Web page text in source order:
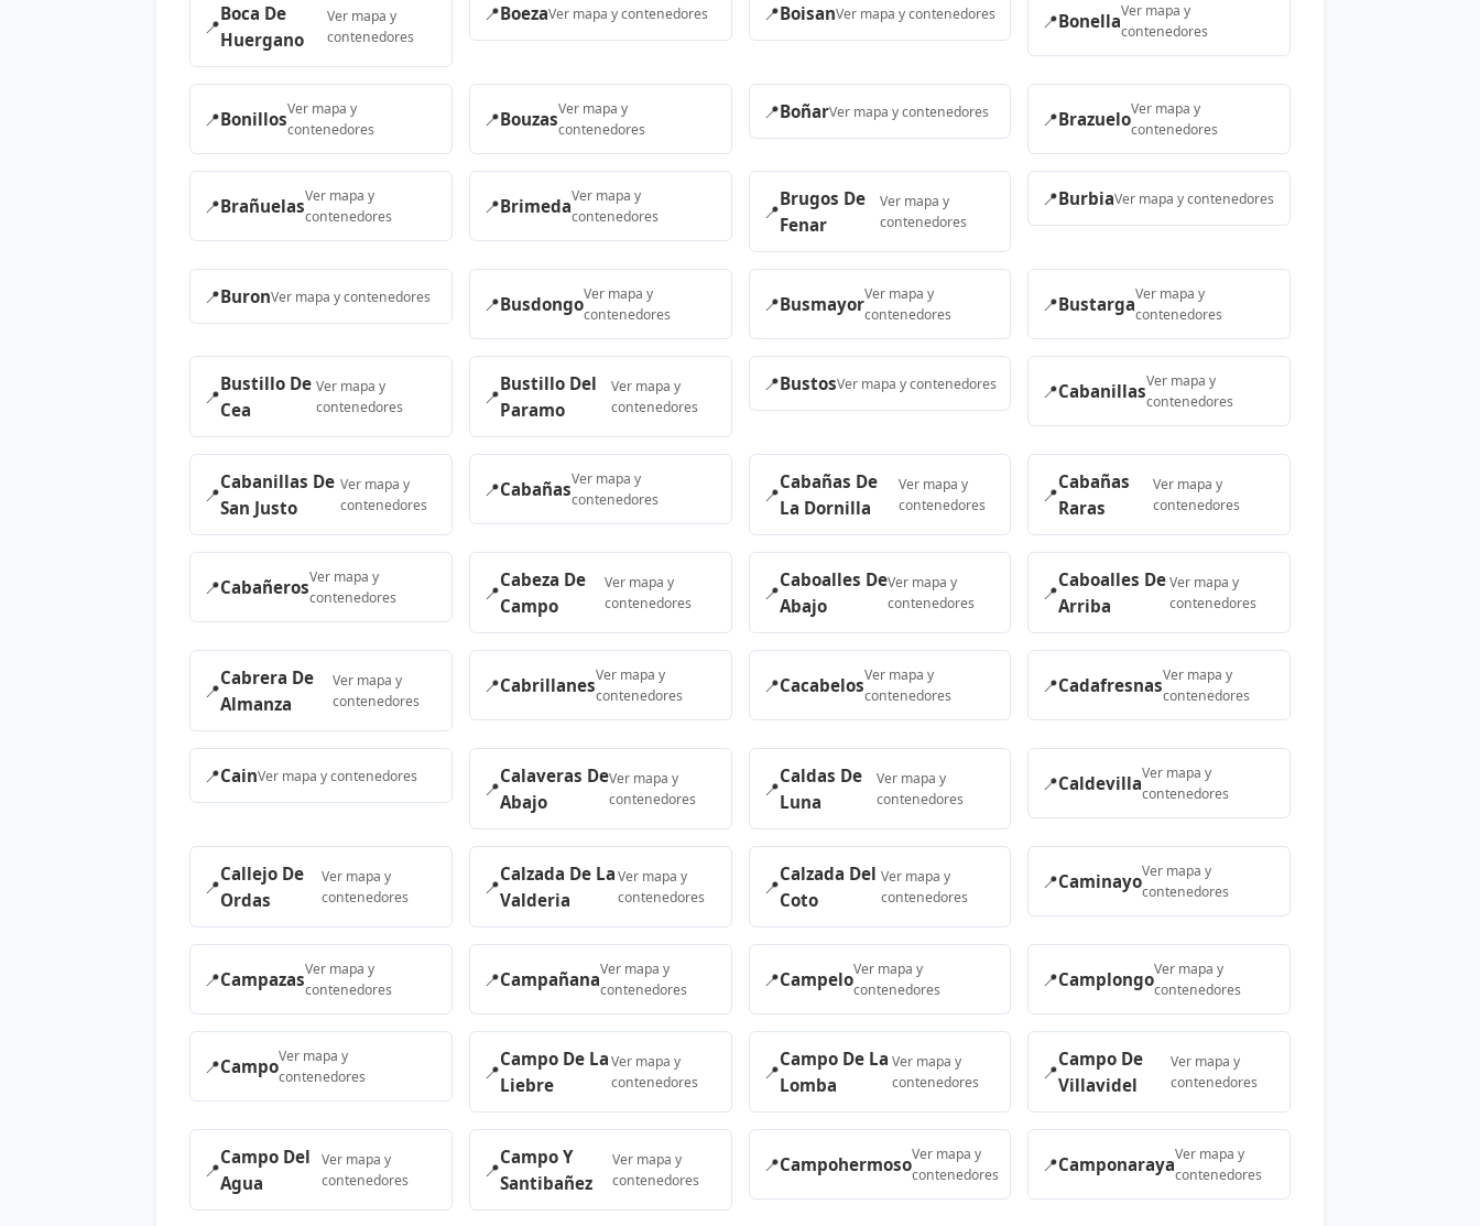
📍
Boca De
Huergano
Ver mapa y
contenedores
📍BoezaVer mapa y contenedores 📍BoisanVer mapa y contenedores 📍BonellaVer mapa y
contenedores
📍BonillosVer mapa y
contenedores
📍BouzasVer mapa y
contenedores
📍BoñarVer mapa y contenedores 📍BrazueloVer mapa y
contenedores
📍BrañuelasVer mapa y
contenedores
📍BrimedaVer mapa y
contenedores
📍
Brugos De
Fenar
Ver mapa y
contenedores
📍BurbiaVer mapa y contenedores
📍BuronVer mapa y contenedores 📍BusdongoVer mapa y
contenedores
📍BusmayorVer mapa y
contenedores
📍BustargaVer mapa y
contenedores
📍
Bustillo De
Cea
Ver mapa y
contenedores
📍
Bustillo Del
Paramo
Ver mapa y
contenedores
📍BustosVer mapa y contenedores 📍CabanillasVer mapa y
contenedores
📍
Cabanillas De
San Justo
Ver mapa y
contenedores
📍CabañasVer mapa y
contenedores
📍
Cabañas De
La Dornilla
Ver mapa y
contenedores
📍
Cabañas
Raras
Ver mapa y
contenedores
📍CabañerosVer mapa y
contenedores
📍
Cabeza De
Campo
Ver mapa y
contenedores
📍
Caboalles De
Abajo
Ver mapa y
contenedores
📍
Caboalles De
Arriba
Ver mapa y
contenedores
📍
Cabrera De
Almanza
Ver mapa y
contenedores
📍CabrillanesVer mapa y
contenedores
📍CacabelosVer mapa y
contenedores
📍CadafresnasVer mapa y
contenedores
📍CainVer mapa y contenedores
📍
Calaveras De
Abajo
Ver mapa y
contenedores
📍
Caldas De
Luna
Ver mapa y
contenedores
📍CaldevillaVer mapa y
contenedores
📍
Callejo De
Ordas
Ver mapa y
contenedores
📍
Calzada De La
Valderia
Ver mapa y
contenedores
📍
Calzada Del
Coto
Ver mapa y
contenedores
📍CaminayoVer mapa y
contenedores
📍CampazasVer mapa y
contenedores
📍CampañanaVer mapa y
contenedores
📍CampeloVer mapa y
contenedores
📍CamplongoVer mapa y
contenedores
📍CampoVer mapa y
contenedores
📍
Campo De La
Liebre
Ver mapa y
contenedores
📍
Campo De La
Lomba
Ver mapa y
contenedores
📍
Campo De
Villavidel
Ver mapa y
contenedores
📍
Campo Del
Agua
Ver mapa y
contenedores
📍
Campo Y
Santibañez
Ver mapa y
contenedores
📍CampohermosoVer mapa y
contenedores
📍CamponarayaVer mapa y
contenedores